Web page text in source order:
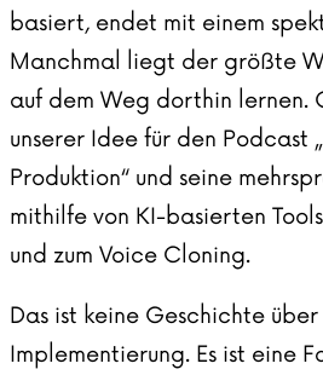
basiert, endet mit einem
Manchmal liegt der größte
auf dem Weg dorthin lernen.
unserer Idee für den Podcast
Produktion“ und seine
mithilfe von KI-basierten
und zum Voice Cloning.
Das ist keine Geschichte
Implementierung. Es ist eine